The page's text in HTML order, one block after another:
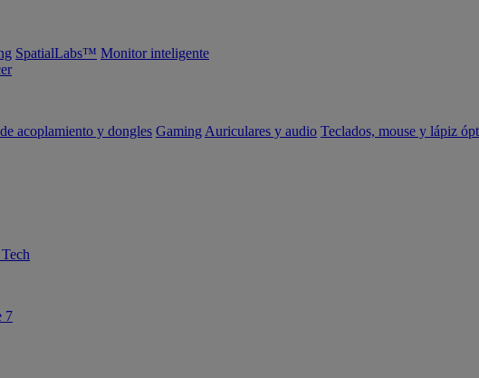
SpatialLabs™ Monitor inteligente
acoplamiento y dongles Gaming Auriculares y audio Teclados, mouse y lápiz
7